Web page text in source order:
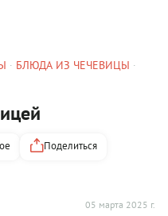
БЛЮДА ИЗ ЧЕЧЕВИЦЫ
05 марта 2025 г.
Поделиться